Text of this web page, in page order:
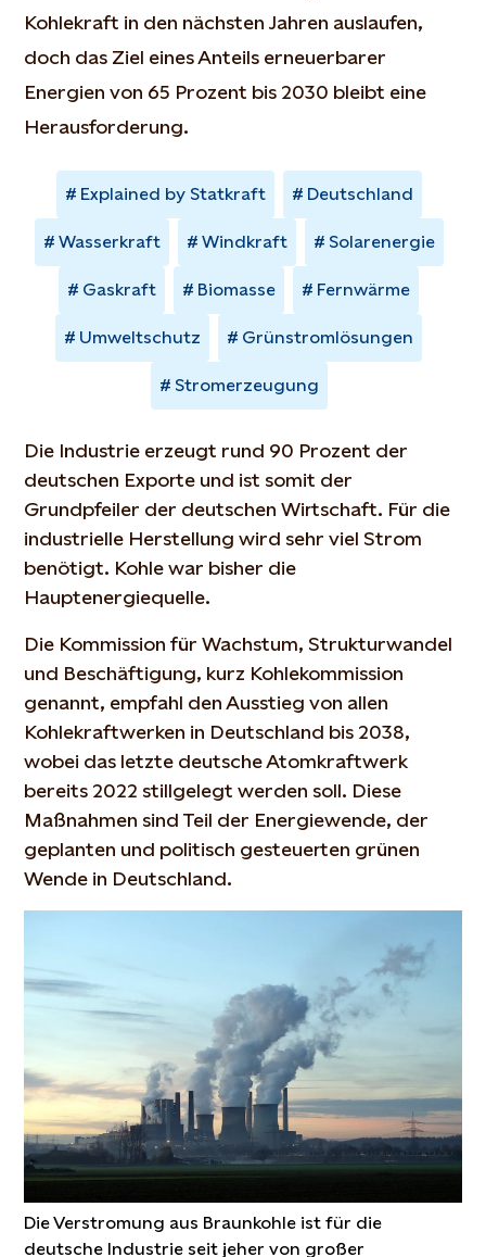
Kohlekraft in den nächsten Jahren auslaufen,
doch das Ziel eines Anteils erneuerbarer
Energien von 65 Prozent bis 2030 bleibt eine
Herausforderung.
Explained by Statkraft Deutschland
Wasserkraft Windkraft Solarenergie
Gaskraft Biomasse Fernwärme
Umweltschutz Grünstromlösungen
Stromerzeugung
Die Industrie erzeugt rund 90 Prozent der
deutschen Exporte und ist somit der
Grundpfeiler der deutschen Wirtschaft. Für die
industrielle Herstellung wird sehr viel Strom
benötigt. Kohle war bisher die
Hauptenergiequelle.
Die Kommission für Wachstum, Strukturwandel
und Beschäftigung, kurz Kohlekommission
genannt, empfahl den Ausstieg von allen
Kohlekraftwerken in Deutschland bis 2038,
wobei das letzte deutsche Atomkraftwerk
bereits 2022 stillgelegt werden soll. Diese
Maßnahmen sind Teil der Energiewende, der
geplanten und politisch gesteuerten grünen
Wende in Deutschland.
Die Verstromung aus Braunkohle ist für die
deutsche Industrie seit jeher von großer